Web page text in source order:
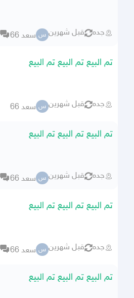
جده قبل شهرين س سعد 66
تم البيع تم البيع تم البيع
جده قبل شهرين س سعد 66
تم البيع تم البيع تم البيع
جده قبل شهرين س سعد 66
تم البيع تم البيع تم البيع
جده قبل شهرين س سعد 66
تم البيع تم البيع تم البيع